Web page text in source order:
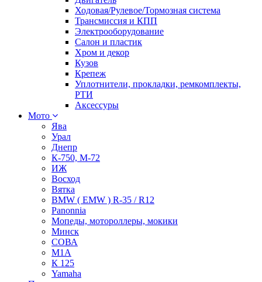
Ходовая/Рулевое/Тормозная система
Трансмиссия и КПП
Электрооборудование
Салон и пластик
Хром и декор
Кузов
Крепеж
Уплотнители, прокладки, ремкомплекты,
РТИ
Аксессуры
Мото
Ява
Урал
Днепр
К-750, М-72
ИЖ
Восход
Вятка
BMW ( EMW ) R-35 / R12
Panonnia
Мопеды, мотороллеры, мокики
Минск
СОВА
М1А
К 125
Yamaha